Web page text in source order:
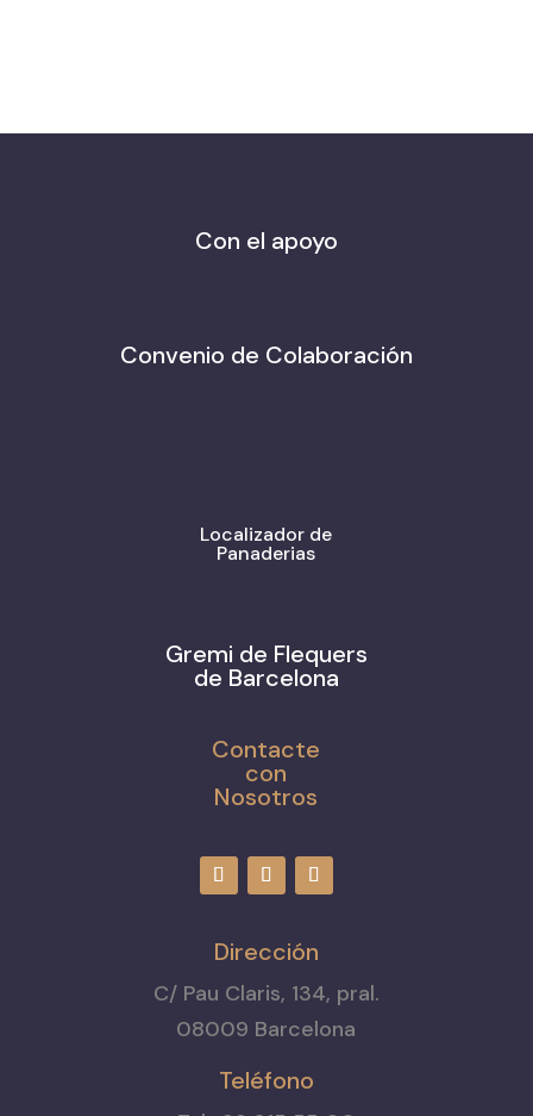
Con el apoyo
Convenio de Colaboración
Localizador de
Panaderias
Gremi de Flequers
de Barcelona
Contacte
con
Nosotros
Dirección
C/ Pau Claris, 134, pral.
08009 Barcelona
Teléfono